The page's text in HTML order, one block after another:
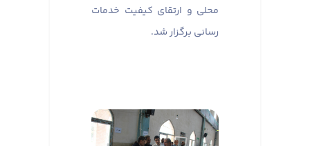
محلی و ارتقای کیفیت خدمات
رسانی برگزار شد.